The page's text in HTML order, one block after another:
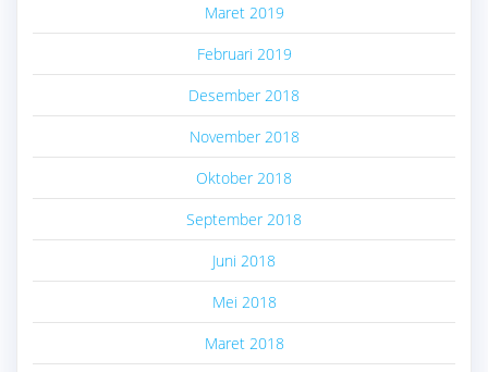
Maret 2019
Februari 2019
Desember 2018
November 2018
Oktober 2018
September 2018
Juni 2018
Mei 2018
Maret 2018